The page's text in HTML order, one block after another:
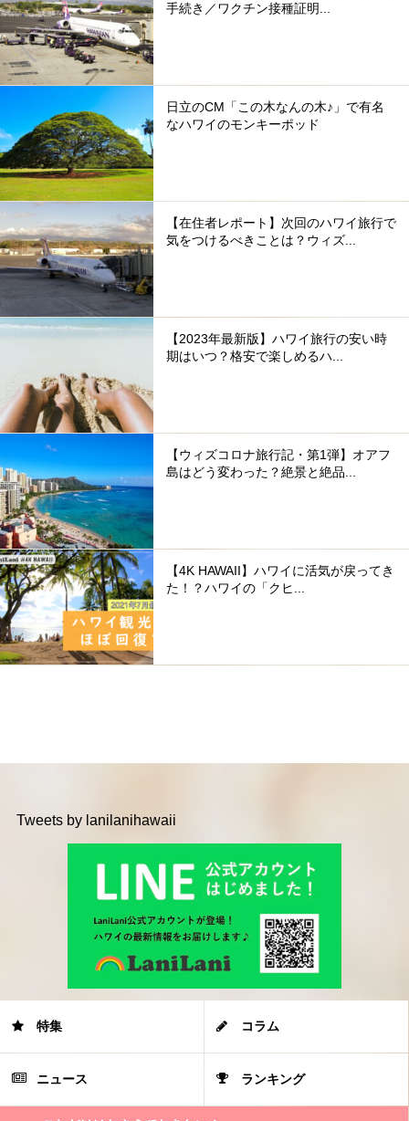
手続き／ワクチン接種証明...
日立のCM「この木なんの木♪」で有名
なハワイのモンキーポッド
【在住者レポート】次回のハワイ旅行で
気をつけるべきことは？ウィズ...
【2023年最新版】ハワイ旅行の安い時
期はいつ？格安で楽しめるハ...
【ウィズコロナ旅行記・第1弾】オアフ
島はどう変わった？絶景と絶品...
【4K HAWAII】ハワイに活気が戻ってき
た！？ハワイの「クヒ...
Tweets by lanilanihawaii
特集 コラム
ニュース ランキング